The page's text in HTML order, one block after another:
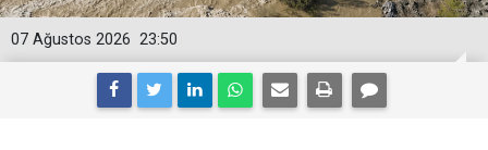
23:50
07 Ağustos 2026